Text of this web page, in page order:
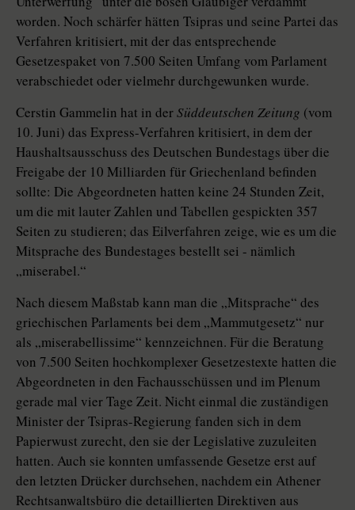
worden. Noch schärfer hätten Tsipras und seine Partei das
Verfahren kritisiert, mit der das entsprechende
Gesetzespaket von 7.500 Seiten Umfang vom Parlament
verabschiedet oder vielmehr durchgewunken wurde.
Cerstin Gammelin hat in derSüddeutschen Zeitung (vom
10. Juni) das Express-Verfahren kritisiert, in dem der
Haushaltsausschuss des Deutschen Bundestags über die
Freigabe der 10 Milliarden für Griechenland befinden
sollte: Die Abgeordneten hatten keine 24 Stunden Zeit,
um die mit lauter Zahlen und Tabellen gespickten 357
Seiten zu studieren; das Eilverfahren zeige, wie es um die
Mitsprache des Bundestages bestellt sei - nämlich
„miserabel.“
Nach diesem Maßstab kann man die „Mitsprache“ des
griechischen Parlaments bei dem „Mammutgesetz“ nur
als „miserabellissime“ kennzeichnen. Für die Beratung
von 7.500 Seiten hochkomplexer Gesetzestexte hatten die
Abgeordneten in den Fachausschüssen und im Plenum
gerade mal vier Tage Zeit. Nicht einmal die zuständigen
Minister der Tsipras-Regierung fanden sich in dem
Papierwust zurecht, den sie der Legislative zuzuleiten
hatten. Auch sie konnten umfassende Gesetze erst auf
den letzten Drücker durchsehen, nachdem ein Athener
Rechtsanwaltsbüro die detaillierten Direktiven aus